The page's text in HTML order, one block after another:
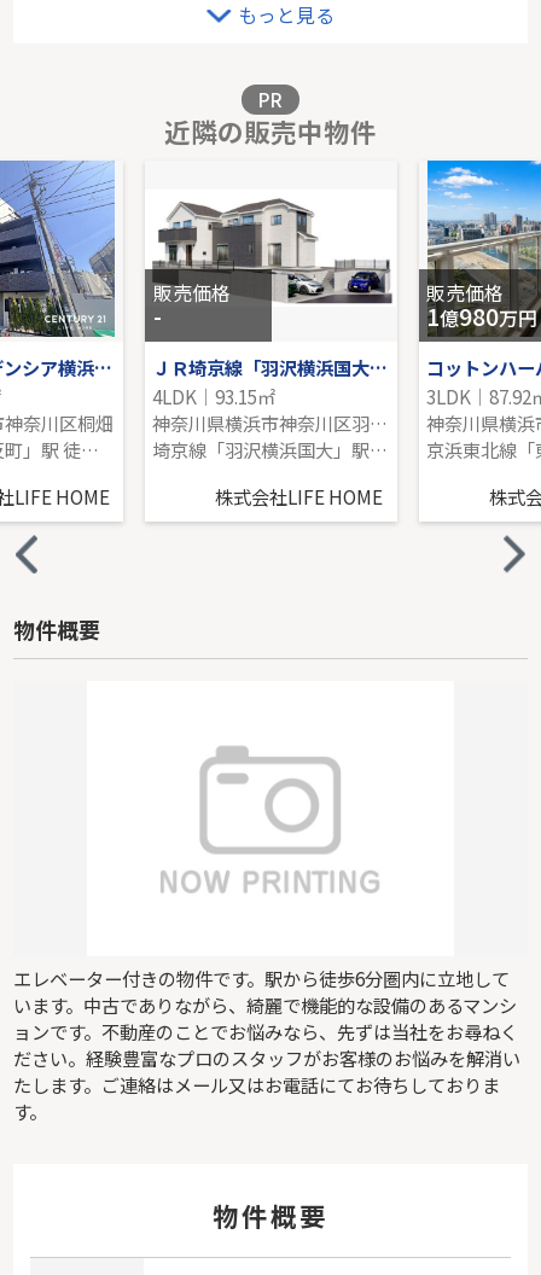
販売価格を見る
溝の口セントラルマンション
1階｜3LDK｜67.58㎡｜南
販売価格を見る
もっと見る
PR
近隣の販売中物件
オープンレジデンシア横浜反町
奈川区桐畑
東急東横線「反町」駅 徒歩5分
LIFE HOME
販売価格
-
ＪＲ埼京線「羽沢横浜国大」新築戸建
4LDK｜93.15㎡
神奈川県横浜市神奈川区羽沢町
埼京線「羽沢横浜国大」駅 徒歩15分
株式会社LIFE HOME
販売価格
1億980万円
3LDK｜87.92
株式
物件概要
エレベーター付きの物件です。駅から徒歩6分圏内に立地して
います。中古でありながら、綺麗で機能的な設備のあるマンシ
ョンです。不動産のことでお悩みなら、先ずは当社をお尋ねく
ださい。経験豊富なプロのスタッフがお客様のお悩みを解消い
たします。ご連絡はメール又はお電話にてお待ちしておりま
す。
物件概要